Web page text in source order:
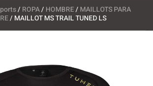
/ ROPA/ HOMBRE/ MAILLOTS PARA
/ MAILLOT MS TRAIL TUNED LS